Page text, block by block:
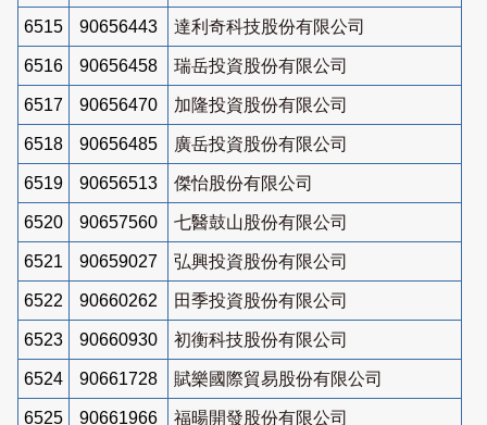
6515 90656443 達利奇科技股份有限公司
6516 90656458 瑞岳投資股份有限公司
6517 90656470 加隆投資股份有限公司
6518 90656485 廣岳投資股份有限公司
6519 90656513 傑怡股份有限公司
6520 90657560 七醫鼓山股份有限公司
6521 90659027 弘興投資股份有限公司
6522 90660262 田季投資股份有限公司
6523 90660930 初衡科技股份有限公司
6524 90661728 賦樂國際貿易股份有限公司
6525 90661966 福暘開發股份有限公司